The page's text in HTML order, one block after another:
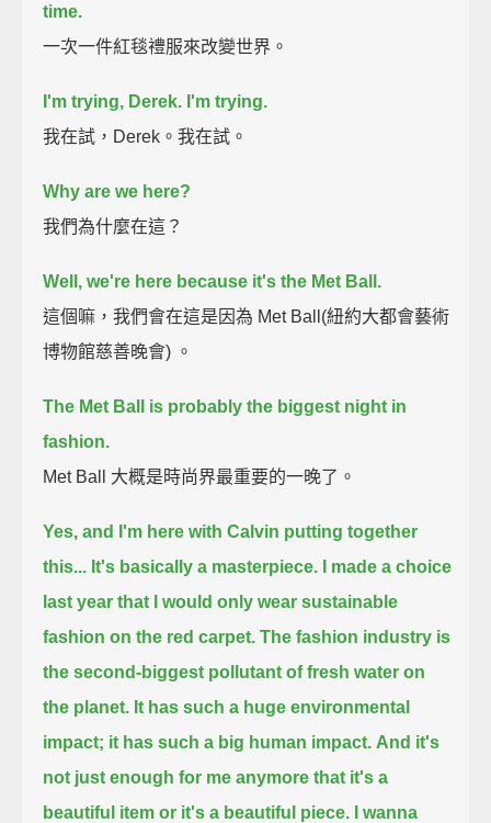
time.
一次一件紅毯禮服來改變世界。
I'm trying, Derek. I'm trying.
我在試，Derek。我在試。
Why are we here?
我們為什麼在這？
Well, we're here because it's the Met Ball.
這個嘛，我們會在這是因為 Met Ball(紐約大都會藝術
博物館慈善晚會) 。
The Met Ball is probably the biggest night in
fashion.
Met Ball 大概是時尚界最重要的一晚了。
Yes, and I'm here with Calvin putting together
this... It's basically a masterpiece.
I made a choice
last year that I would only wear sustainable
fashion on the red carpet. The fashion industry is
the second-biggest pollutant of fresh water on
the planet. It has such a huge environmental
impact; it has such a big human impact. And it's
not just enough for me anymore that it's a
beautiful item or it's a beautiful piece.
I wanna